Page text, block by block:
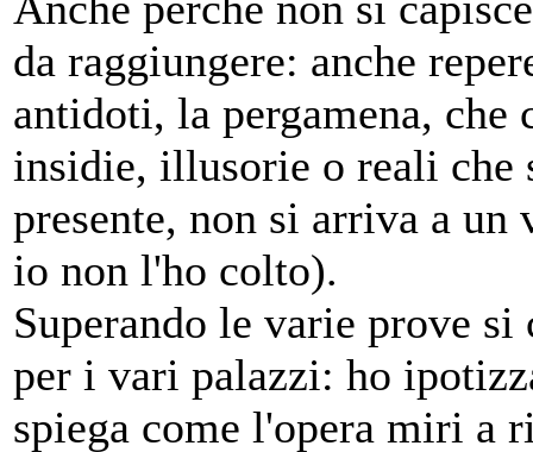
da raggiungere: anche
antidoti, la pergamena, che
insidie, illusorie o reali
presente, non si arriva a
io non l'ho colto).
Superando le varie prove
per i vari palazzi: ho
spiega come l'opera miri a